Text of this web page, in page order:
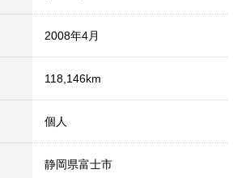
2008年4月
118,146km
個人
静岡県富士市